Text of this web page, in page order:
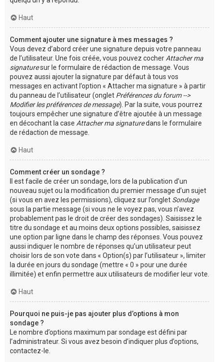
Haut
Comment ajouter une signature à mes messages ?
Vous devez d’abord créer une signature depuis votre panneau
de l’utilisateur. Une fois créée, vous pouvez cocher Attacher ma
signaturesur le formulaire de rédaction de message. Vous
pouvez aussi ajouter la signature par défaut à tous vos
messages en activant l’option « Attacher ma signature » à partir
du panneau de l’utilisateur (onglet Préférences du forum -->
Modifier les préférences de message). Par la suite, vous pourrez
toujours empêcher une signature d’être ajoutée à un message
en décochant la case Attacher ma signaturedans le formulaire
de rédaction de message.
Haut
Comment créer un sondage ?
Il est facile de créer un sondage, lors de la publication d’un
nouveau sujet ou la modification du premier message d’un sujet
(si vous en avez les permissions), cliquez sur l’onglet Sondage
sous la partie message (si vous ne le voyez pas, vous n’avez
probablement pas le droit de créer des sondages). Saisissez le
titre du sondage et au moins deux options possibles, saisissez
une option par ligne dans le champ des réponses. Vous pouvez
aussi indiquer le nombre de réponses qu’un utilisateur peut
choisir lors de son vote dans « Option(s) par l’utilisateur », limiter
la durée en jours du sondage (mettre « 0 » pour une durée
illimitée) et enfin permettre aux utilisateurs de modifier leur vote.
Haut
Pourquoi ne puis-je pas ajouter plus d’options à mon
sondage ?
Le nombre d’options maximum par sondage est défini par
l’administrateur. Si vous avez besoin d’indiquer plus d’options,
contactez-le.